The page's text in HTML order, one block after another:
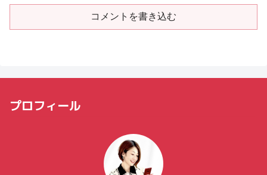
コメントを書き込む
プロフィール